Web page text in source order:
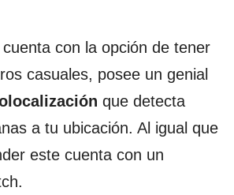
con la opción de tener
casuales, posee un genial
que detecta
a tu ubicación. Al igual que
este cuenta con un